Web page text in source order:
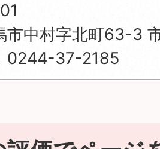
市中村字北町63-3
0244-37-2185